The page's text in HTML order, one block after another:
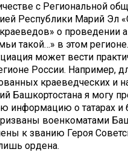
с Региональной
Республики Марий Эл
краеведов» о проведении
такой…» в этом
может вести
России. Например,
краеведческих и
Башкортостана я могу
информацию о татарах и
военкоматами
к званию Героя
ордена.